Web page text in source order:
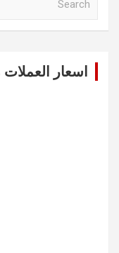
اسعار العملات